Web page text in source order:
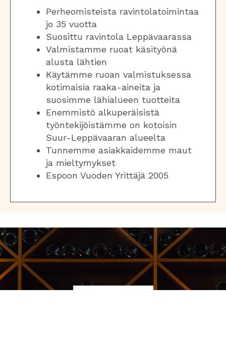
Perheomisteista ravintolatoimintaa
jo 35 vuotta
Suosittu ravintola Leppävaarassa
Valmistamme ruoat käsityönä
alusta lähtien
Käytämme ruoan valmistuksessa
kotimaisia raaka-aineita ja
suosimme lähialueen tuotteita
Enemmistö alkuperäisistä
työntekijöistämme on kotoisin
Suur-Leppävaaran alueelta
Tunnemme asiakkaidemme maut
ja mieltymykset
Espoon Vuoden Yrittäjä 2005